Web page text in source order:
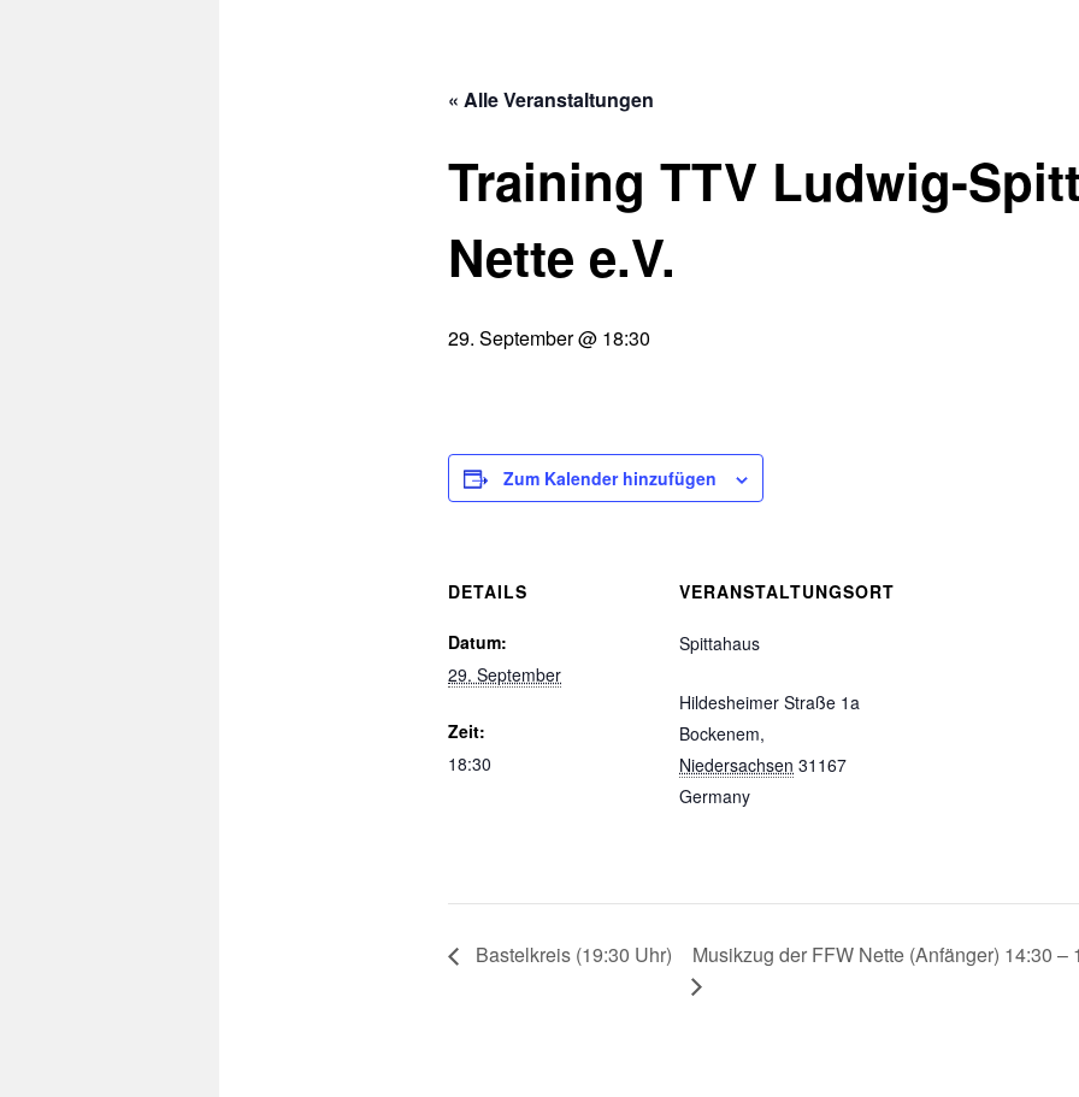
« Alle Veranstaltungen
Training TTV Ludwig-
Nette e.V.
29. September @ 18:30
Zum Kalender hinzufügen
DETAILS
Datum:
29. September
Zeit:
18:30
VERANSTALTUNGSORT
Spittahaus
Hildesheimer Straße 1a
Bockenem,
Niedersachsen 31167
Germany
Bastelkreis (19:30 Uhr) Musikzug der FFW Nette (Anfänger) 14:30 –